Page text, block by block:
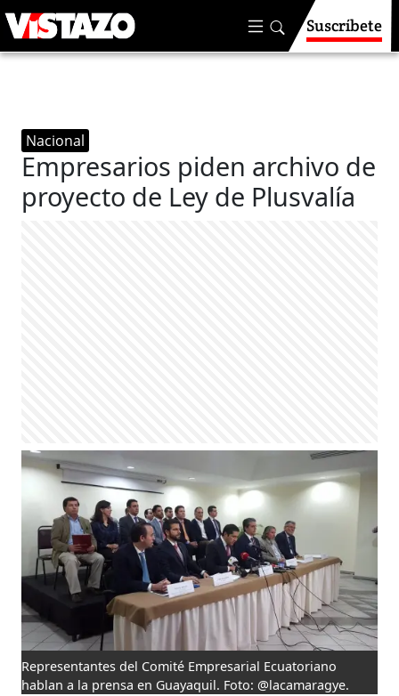
Suscríbete
Nacional
Empresarios piden archivo de
proyecto de Ley de Plusvalía
Representantes del Comité Empresarial Ecuatoriano
hablan a la prensa en Guayaquil. Foto: @lacamaragye.